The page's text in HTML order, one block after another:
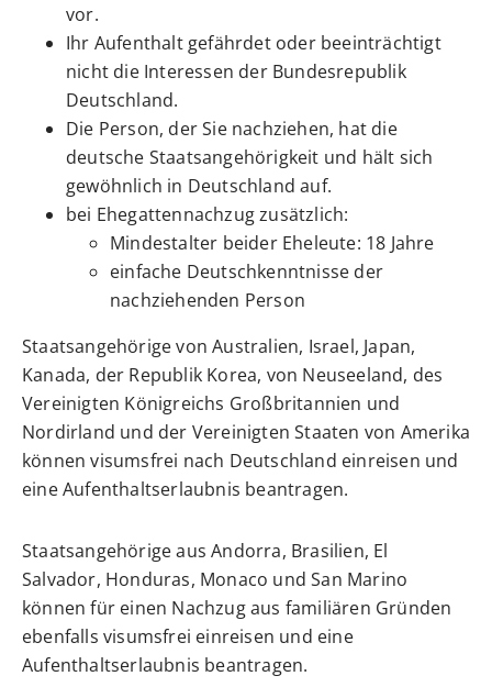
vor.
Ihr Aufenthalt gefährdet oder beeinträchtigt
nicht die Interessen der Bundesrepublik
Deutschland.
Die Person, der Sie nachziehen, hat die
deutsche Staatsangehörigkeit und hält sich
gewöhnlich in Deutschland auf.
bei Ehegattennachzug zusätzlich:
Mindestalter beider Eheleute: 18 Jahre
einfache Deutschkenntnisse der
nachziehenden Person
Staatsangehörige von Australien, Israel, Japan,
Kanada, der Republik Korea, von Neuseeland, des
Vereinigten Königreichs Großbritannien und
Nordirland und der Vereinigten Staaten von Amerika
können visumsfrei nach Deutschland einreisen und
eine Aufenthaltserlaubnis beantragen.
Staatsangehörige aus Andorra, Brasilien, El
Salvador, Honduras, Monaco und San Marino
können für einen Nachzug aus familiären Gründen
ebenfalls visumsfrei einreisen und eine
Aufenthaltserlaubnis beantragen.